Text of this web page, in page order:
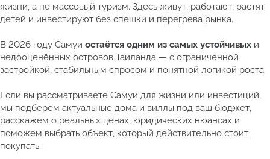
жизни, а не массовый туризм. Здесь живут, работают, растят
детей и инвестируют без спешки и перегрева рынка.
В 2026 году Самуи остаётся одним из самых устойчивых и
недооценённых островов Таиланда — с ограниченной
застройкой, стабильным спросом и понятной логикой роста.
Если вы рассматриваете Самуи для жизни или инвестиций,
мы подберём актуальные дома и виллы под ваш бюджет,
расскажем о реальных ценах, юридических нюансах и
поможем выбрать объект, который действительно стоит
покупать.